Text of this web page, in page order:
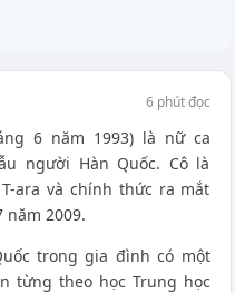
6 phút đọc
6 năm 1993) là nữ ca
người Hàn Quốc. Cô là
ara và chính thức ra mắt
năm 2009.
trong gia đình có một
từng theo học Trung học